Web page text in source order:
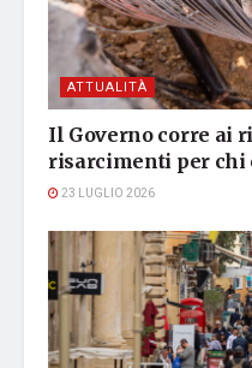
ATTUALITÀ
Il Governo corre ai
risarcimenti per chi
23 LUGLIO 2026